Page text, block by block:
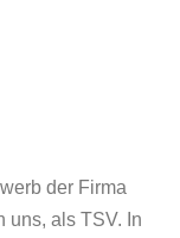
der Firma
uns, als TSV. In